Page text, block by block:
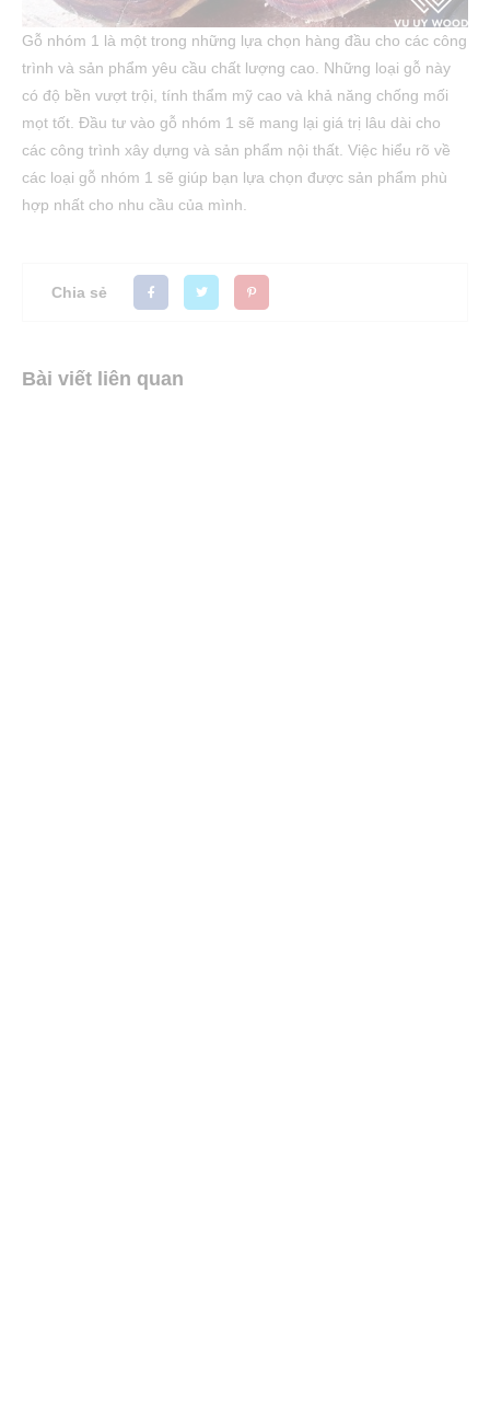
Gỗ nhóm 1 là một trong những lựa chọn hàng đầu cho các công
trình và sản phẩm yêu cầu chất lượng cao. Những loại gỗ này
có độ bền vượt trội, tính thẩm mỹ cao và khả năng chống mối
mọt tốt. Đầu tư vào gỗ nhóm 1 sẽ mang lại giá trị lâu dài cho
các công trình xây dựng và sản phẩm nội thất. Việc hiểu rõ về
các loại gỗ nhóm 1 sẽ giúp bạn lựa chọn được sản phẩm phù
hợp nhất cho nhu cầu của mình.
Chia sẻ
Bài viết liên quan